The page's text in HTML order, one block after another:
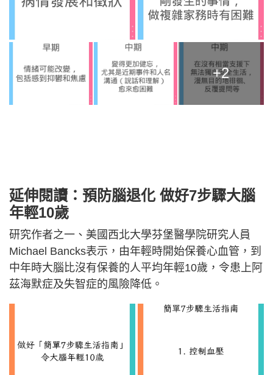
+2
延伸閱讀：預防腦退化 做好7步驟大腦
年輕10歲
研究作者之一、美國西北大學芬堡醫學院研究人員
Michael Bancks表示，由年輕時開始保養心血管，到
中年時大腦比沒有保養的人平均年輕10歲，令患上阿
茲海默症及失智症的風險降低。